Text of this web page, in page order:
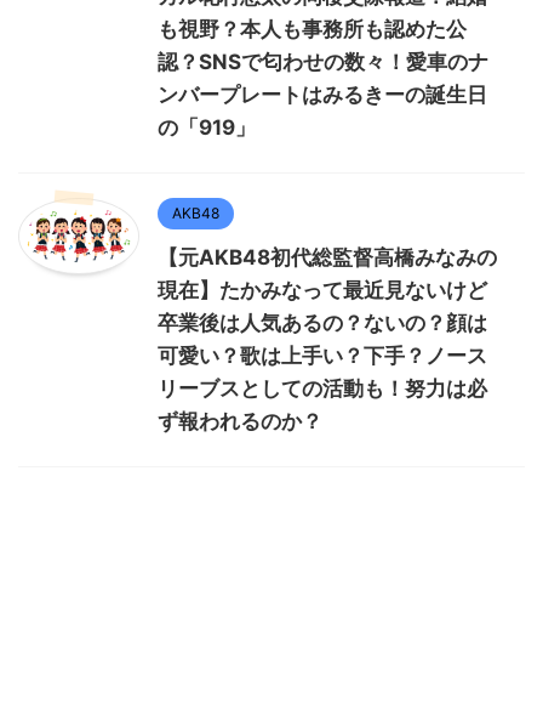
も視野？本人も事務所も認めた公
認？SNSで匂わせの数々！愛車のナ
ンバープレートはみるきーの誕生日
の「919」
AKB48
【元AKB48初代総監督高橋みなみの
現在】たかみなって最近見ないけど
卒業後は人気あるの？ないの？顔は
可愛い？歌は上手い？下手？ノース
リーブスとしての活動も！努力は必
ず報われるのか？